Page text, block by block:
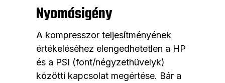
Nyomásigény
A kompresszor teljesítményének
értékeléséhez elengedhetetlen a HP
és a PSI (font/négyzethüvelyk)
közötti kapcsolat megértése. Bár a